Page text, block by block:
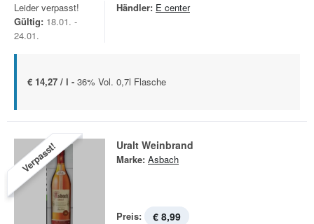
Leider verpasst!
Gültig: 18.01. -
24.01.
Händler: E center
€ 14,27 / l - 36% Vol. 0,7l Flasche
Verpasst! Uralt Weinbrand
Marke: Asbach
Preis: € 8,99